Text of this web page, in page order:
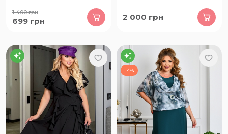
1 400грн
699 грн 2 000 грн
14%